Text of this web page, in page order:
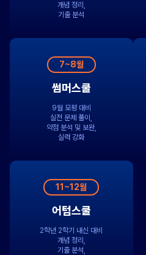
개념 정리,
기출 분석
7~8월
썸머스쿨
9월 모평 대비
실전 문제 풀이,
약점 분석 및 보완,
실력 강화
11~12월
어텀스쿨
2학년 2학기 내신 대비
개념 정리,
기출 분석,